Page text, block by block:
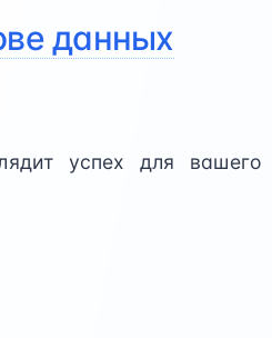
данных
успех для вашего